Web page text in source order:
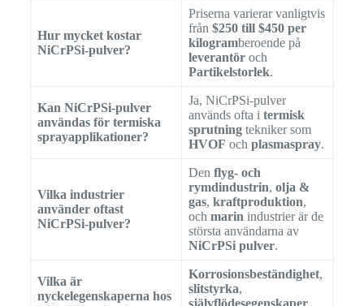
Hur mycket kostar
NiCrPSi-pulver?
Priserna varierar vanligtvis
från $250 till $450 per
kilogramberoende på
leverantöroch
Partikelstorlek.
Kan NiCrPSi-pulver
användas för termiska
sprayapplikationer?
Ja, NiCrPSi-pulver
används ofta i termisk
sprutningtekniker som
HVOF och plasmaspray.
Vilka industrier
använder oftast
NiCrPSi-pulver?
Den flyg- och
rymdindustrin, olja &
gas, kraftproduktion,
och marin industrier är de
största användarna av
NiCrPSi pulver.
Vilka är
nyckelegenskaperna hos
Korrosionsbeständighet,
slitstyrka,
självflödesegenskaper,